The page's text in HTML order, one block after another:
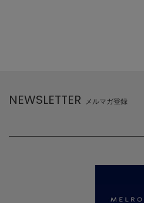
NEWSLETTER メルマガ登録